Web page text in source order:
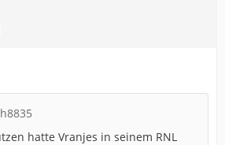
hatte Vranjes in seinem RNL